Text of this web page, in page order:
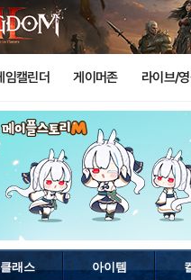
임캘린더 게이머존 라이브/
클래스 아이템